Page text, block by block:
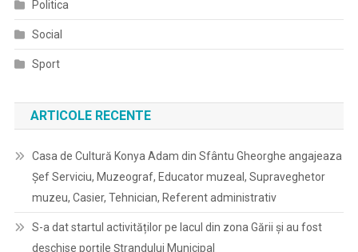
Politica
Social
Sport
ARTICOLE RECENTE
Casa de Cultură Konya Adam din Sfântu Gheorghe angajeaza
Șef Serviciu, Muzeograf, Educator muzeal, Supraveghetor
muzeu, Casier, Tehnician, Referent administrativ
S-a dat startul activităților pe lacul din zona Gării și au fost
deschise porțile Ștrandului Municipal